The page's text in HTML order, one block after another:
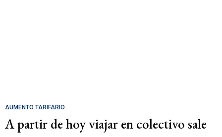
AUMENTO TARIFARIO
A partir de hoy viajar en colectivo sale